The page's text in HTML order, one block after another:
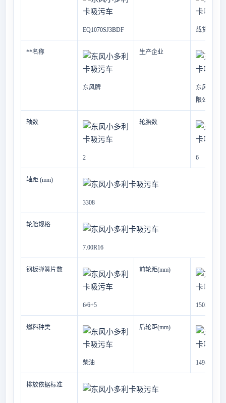
EQ1070SJ3BDF 载货汽车
**名称
东风牌
生产企业
东风汽车
限公司
轴数
2
轮胎数
6
轴距 (mm)
3308
轮胎规格
7.00R16
钢板弹簧片数
6/6+5
前轮距(mm)
1503
燃料种类
柴油
后轮距(mm)
1494
排放依据标准